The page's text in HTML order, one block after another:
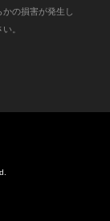
の損害が発生し
。